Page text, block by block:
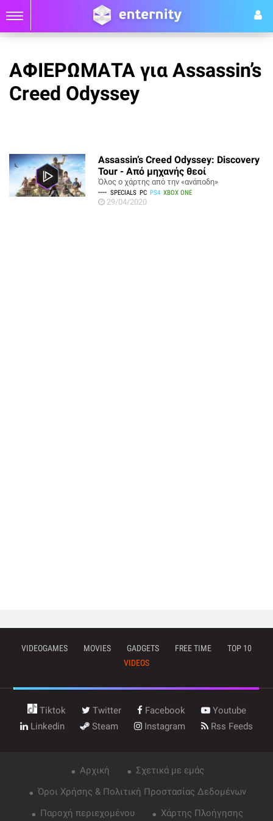
ΑΦΙΕΡΩΜΑΤΑ για Assassin’s
Creed Odyssey
Assassin’s Creed Odyssey: Discovery
Tour - Από μηχανής θεοί
Όλος ο χάρτης από την «ανάποδη»
SPECIALS PC PS4 XBOX ONE
29/04/2020
VIDEOGAMES MOVIES GADGETS FREE TIME
TOP 10
VIDEOS
Tiktok Twitter Facebook
Youtube
Linkedin
Steam Instagram Rss Feeds
Αρχική
Σχετικά με εμάς
Όροι Χρήσης & Πολιτική Προστασίας Δεδομένων
Παροχή περιεχομένου
Χάρτης Πλοήγησης